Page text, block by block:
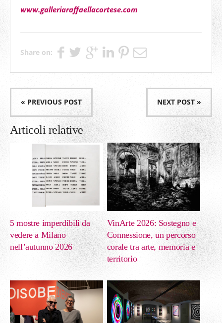
www.galleriaraffaellacortese.com
Share on:
« PREVIOUS POST NEXT POST »
Articoli relative
5 mostre imperdibili da
vedere a Milano
nell’autunno 2026
VinArte 2026: Sostegno e
Connessione, un percorso
corale tra arte, memoria e
territorio